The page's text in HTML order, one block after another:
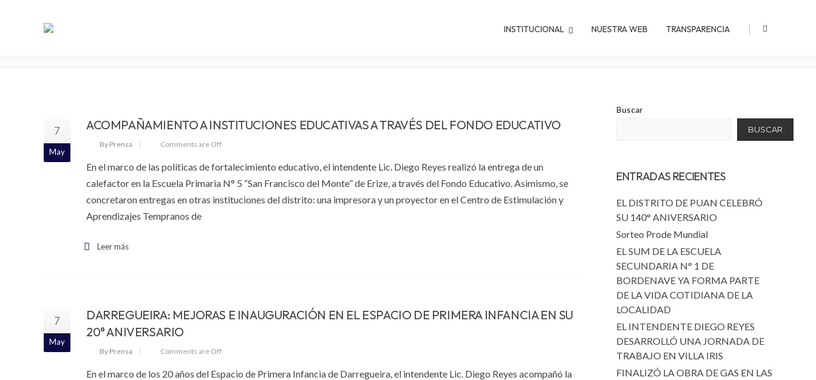
INSTITUCIONAL NUESTRA WEB TRANSPARENCIA |
Home Prensa
PRENSA
7
May
ACOMPAÑAMIENTO A INSTITUCIONES EDUCATIVAS A TRAVÉS DEL FONDO EDUCATIVO
By Prensa Comments are Off
En el marco de las políticas de fortalecimiento educativo, el intendente Lic. Diego Reyes realizó la entrega de un
calefactor en la Escuela Primaria N° 5 “San Francisco del Monte” de Erize, a través del Fondo Educativo. Asimismo, se
concretaron entregas en otras instituciones del distrito: una impresora y un proyector en el Centro de Estimulación y
Aprendizajes Tempranos de
Leer más
7
May
DARREGUEIRA: MEJORAS E INAUGURACIÓN EN EL ESPACIO DE PRIMERA INFANCIA EN SU
20° ANIVERSARIO
By Prensa Comments are Off
En el marco de los 20 años del Espacio de Primera Infancia de Darregueira, el intendente Lic. Diego Reyes acompañó la
Buscar
BUSCAR
ENTRADAS RECIENTES
EL DISTRITO DE PUAN CELEBRÓ
SU 140° ANIVERSARIO
Sorteo Prode Mundial
EL SUM DE LA ESCUELA
SECUNDARIA N° 1 DE
BORDENAVE YA FORMA PARTE
DE LA VIDA COTIDIANA DE LA
LOCALIDAD
EL INTENDENTE DIEGO REYES
DESARROLLÓ UNA JORNADA DE
TRABAJO EN VILLA IRIS
FINALIZÓ LA OBRA DE GAS EN LAS